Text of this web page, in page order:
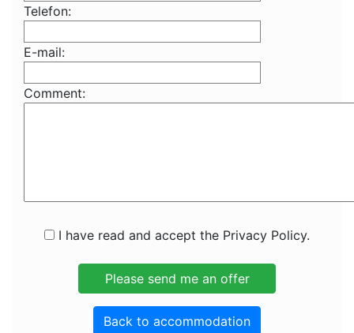
Telefon:
E-mail:
Comment:
I have read and accept the Privacy Policy.
Back to accommodation